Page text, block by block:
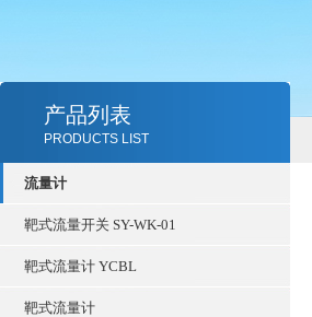
产品列表
PRODUCTS LIST
流量计
靶式流量开关 SY-WK-01
靶式流量计 YCBL
靶式流量计